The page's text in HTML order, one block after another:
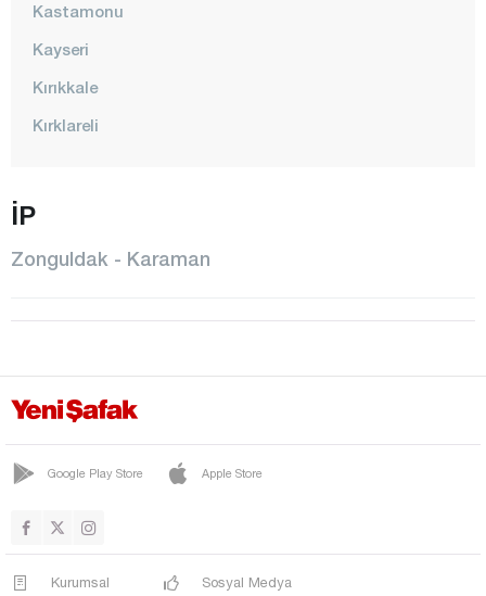
Kastamonu
Kayseri
Kırıkkale
Kırklareli
Konya
Mardin
Mersin
Nevşehir
İP
Zonguldak - Karaman
Google Play Store Apple Store
Kurumsal Sosyal Medya